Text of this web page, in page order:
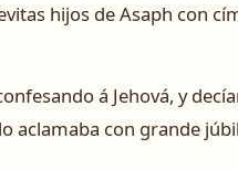
hijos de Asaph con
á Jehová, y
aclamaba con grande